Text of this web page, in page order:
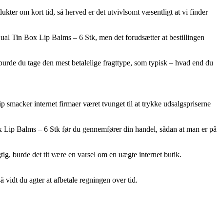
om kort tid, så herved er det utvivlsomt væsentligt at vi finder
Tin Box Lip Balms – 6 Stk, men det forudsætter at bestillingen
du tage den mest betalelige fragttype, som typisk – hvad end du
internet firmaer været tvunget til at trykke udsalgspriserne
Balms – 6 Stk før du gennemfører din handel, sådan at man er på
burde det tit være en varsel om en uægte internet butik.
du agter at afbetale regningen over tid.